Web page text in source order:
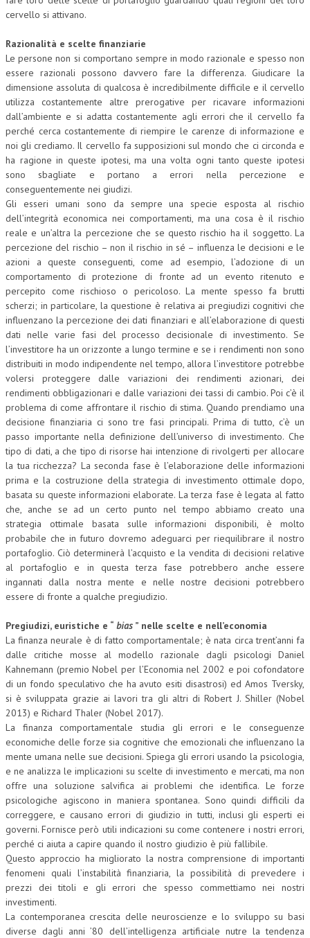
cervello si attivano.
Razionalità e scelte finanziarie
Le persone non si comportano sempre in modo razionale e spesso non
essere razionali possono davvero fare la differenza. Giudicare la
dimensione assoluta di qualcosa è incredibilmente difficile e il cervello
utilizza costantemente altre prerogative per ricavare informazioni
dall’ambiente e si adatta costantemente agli errori che il cervello fa
perché cerca costantemente di riempire le carenze di informazione e
noi gli crediamo. Il cervello fa supposizioni sul mondo che ci circonda e
ha ragione in queste ipotesi, ma una volta ogni tanto queste ipotesi
sono sbagliate e portano a errori nella percezione e
conseguentemente nei giudizi.
Gli esseri umani sono da sempre una specie esposta al rischio
dell’integrità economica nei comportamenti, ma una cosa è il rischio
reale e un’altra la percezione che se questo rischio ha il soggetto. La
percezione del rischio – non il rischio in sé – influenza le decisioni e le
azioni a queste conseguenti, come ad esempio, l’adozione di un
comportamento di protezione di fronte ad un evento ritenuto e
percepito come rischioso o pericoloso. La mente spesso fa brutti
scherzi; in particolare, la questione è relativa ai pregiudizi cognitivi che
influenzano la percezione dei dati finanziari e all’elaborazione di questi
dati nelle varie fasi del processo decisionale di investimento. Se
l’investitore ha un orizzonte a lungo termine e se i rendimenti non sono
distribuiti in modo indipendente nel tempo, allora l’investitore potrebbe
volersi proteggere dalle variazioni dei rendimenti azionari, dei
rendimenti obbligazionari e dalle variazioni dei tassi di cambio. Poi c’è il
problema di come affrontare il rischio di stima. Quando prendiamo una
decisione finanziaria ci sono tre fasi principali. Prima di tutto, c’è un
passo importante nella definizione dell’universo di investimento. Che
tipo di dati, a che tipo di risorse hai intenzione di rivolgerti per allocare
la tua ricchezza? La seconda fase è l’elaborazione delle informazioni
prima e la costruzione della strategia di investimento ottimale dopo,
basata su queste informazioni elaborate. La terza fase è legata al fatto
che, anche se ad un certo punto nel tempo abbiamo creato una
strategia ottimale basata sulle informazioni disponibili, è molto
probabile che in futuro dovremo adeguarci per riequilibrare il nostro
portafoglio. Ciò determinerà l’acquisto e la vendita di decisioni relative
al portafoglio e in questa terza fase potrebbero anche essere
ingannati dalla nostra mente e nelle nostre decisioni potrebbero
essere di fronte a qualche pregiudizio.
Pregiudizi, euristiche e “ bias ” nelle scelte e nell’economia
La finanza neurale è di fatto comportamentale; è nata circa trent’anni fa
dalle critiche mosse al modello razionale dagli psicologi Daniel
Kahnemann (premio Nobel per l’Economia nel 2002 e poi cofondatore
di un fondo speculativo che ha avuto esiti disastrosi) ed Amos Tversky,
si è sviluppata grazie ai lavori tra gli altri di Robert J. Shiller (Nobel
2013) e Richard Thaler (Nobel 2017).
La finanza comportamentale studia gli errori e le conseguenze
economiche delle forze sia cognitive che emozionali che influenzano la
mente umana nelle sue decisioni. Spiega gli errori usando la psicologia,
e ne analizza le implicazioni su scelte di investimento e mercati, ma non
offre una soluzione salvifica ai problemi che identifica. Le forze
psicologiche agiscono in maniera spontanea. Sono quindi difficili da
correggere, e causano errori di giudizio in tutti, inclusi gli esperti ei
governi. Fornisce però utili indicazioni su come contenere i nostri errori,
perché ci aiuta a capire quando il nostro giudizio è più fallibile.
Questo approccio ha migliorato la nostra comprensione di importanti
fenomeni quali l’instabilità finanziaria, la possibilità di prevedere i
prezzi dei titoli e gli errori che spesso commettiamo nei nostri
investimenti.
La contemporanea crescita delle neuroscienze e lo sviluppo su basi
diverse dagli anni ’80 dell’intelligenza artificiale nutre la tendenza